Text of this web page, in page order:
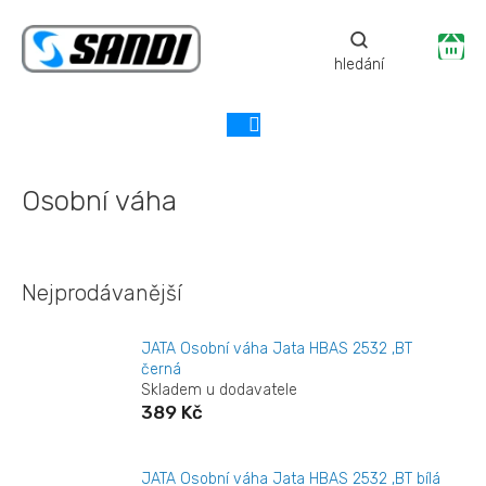
obsah
Osobní váha
Nejprodávanější
JATA Osobní váha Jata HBAS 2532 ,BT
černá
Skladem u dodavatele
389 Kč
JATA Osobní váha Jata HBAS 2532 ,BT bílá